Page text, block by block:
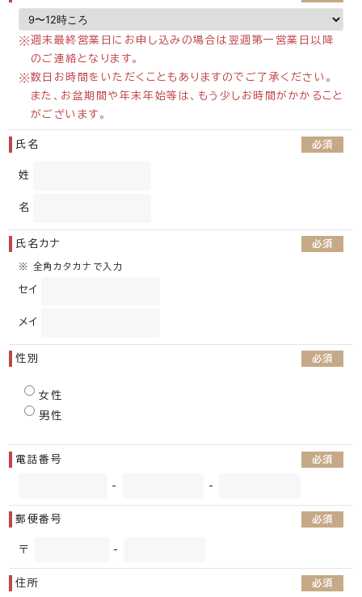
週末最終営業日にお申し込みの場合は翌週第一営業日以降
のご連絡となります。
数日お時間をいただくこともありますのでご了承ください。
また、お盆期間や年末年始等は、もう少しお時間がかかること
がございます。
氏名 必須
姓
名
氏名カナ 必須
※ 全角カタカナで入力
セイ
メイ
性別 必須
女性
男性
電話番号 必須
- -
郵便番号 必須
〒 -
住所 必須